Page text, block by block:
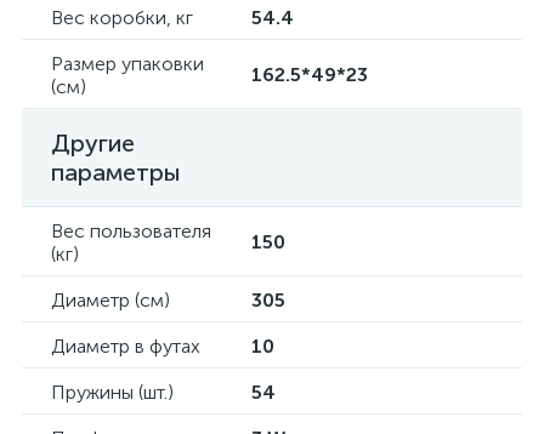
Вес коробки, кг
54.4
Размер упаковки
(см)
162.5*49*23
Другие
параметры
Вес пользователя
(кг)
150
Диаметр (см)
305
Диаметр в футах
10
Пружины (шт.)
54